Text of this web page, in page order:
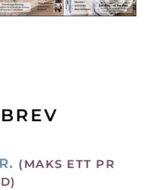
(MAKS ETT PR